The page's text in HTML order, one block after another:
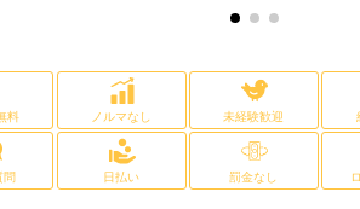
料 ノルマなし 未経験歓迎
問 日払い 罰金なし